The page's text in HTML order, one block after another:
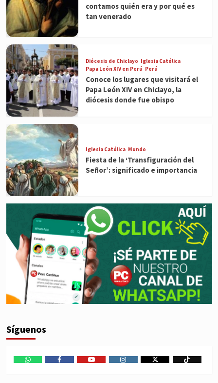
contamos quién era y por qué es
tan venerado
Diócesis de Chiclayo Iglesia Católica
Papa León XIV en Perú Perú
Conoce los lugares que visitará el
Papa León XIV en Chiclayo, la
diócesis donde fue obispo
Iglesia Católica Mundo
Fiesta de la ‘Transfiguración del
Señor’: significado e importancia
Síguenos